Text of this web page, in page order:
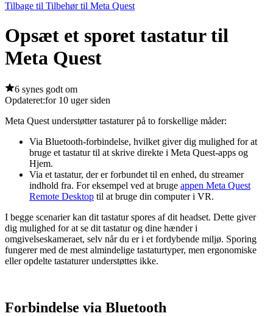
Tilbage til Tilbehør til Meta Quest
Opsæt et sporet tastatur til
Meta Quest
6 synes godt om
Opdateret:for 10 uger siden
Meta Quest understøtter tastaturer på to forskellige måder:
Via Bluetooth-forbindelse, hvilket giver dig mulighed for at
bruge et tastatur til at skrive direkte i Meta Quest-apps og
Hjem.
Via et tastatur, der er forbundet til en enhed, du streamer
indhold fra. For eksempel ved at bruge appen Meta Quest
Remote Desktop til at bruge din computer i VR.
I begge scenarier kan dit tastatur spores af dit headset. Dette giver
dig mulighed for at se dit tastatur og dine hænder i
omgivelseskameraet, selv når du er i et fordybende miljø. Sporing
fungerer med de mest almindelige tastaturtyper, men ergonomiske
eller opdelte tastaturer understøttes ikke.
Forbindelse via Bluetooth